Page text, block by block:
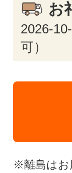
お
2026-
可）
※離島はお